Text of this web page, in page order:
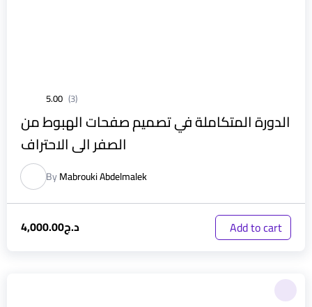
5.00 (3)
الدورة المتكاملة في تصميم صفحات الهبوط من
الصفر الى الاحتراف
ByMabrouki Abdelmalek
د.ج4,000.00 Add to cart